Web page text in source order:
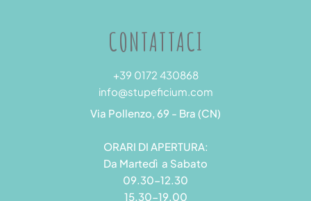
CONTATTACI
+39 0172 430868
info@stupeficium.com
Via Pollenzo, 69 - Bra (CN)
ORARI DI APERTURA:
Da Martedì a Sabato
09.30-12.30
15.30-19.00